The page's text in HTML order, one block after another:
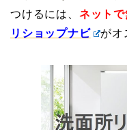
つけるには、 ネット
リショップナビ
がオ